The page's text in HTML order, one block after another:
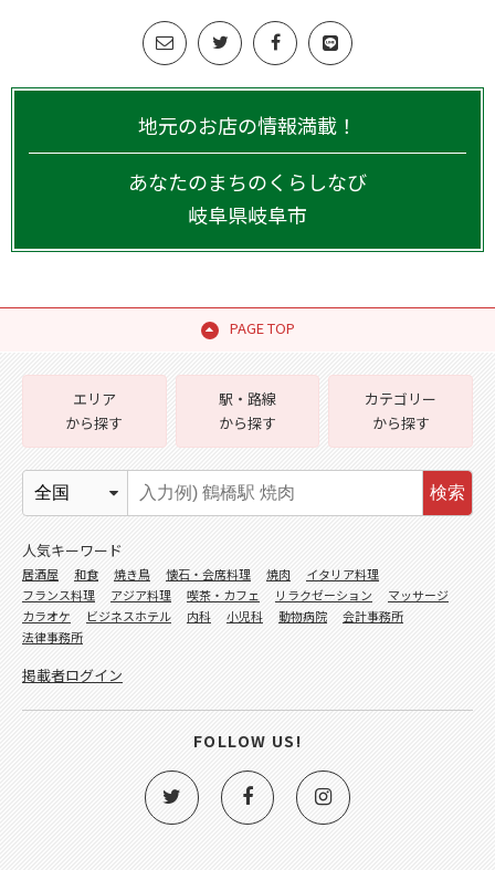
地元のお店の情報満載！
あなたのまちのくらしなび
岐阜県岐阜市
PAGE TOP
エリア
から探す
駅・路線
から探す
カテゴリー
から探す
検索
人気キーワード
居酒屋 和食 焼き鳥 懐石・会席料理 焼肉
イタリア料理
フランス料理
アジア料理 喫茶・カフェ リラクゼーション
マッサージ
カラオケ
ビジネスホテル 内科 小児科 動物病院
会計事務所
法律事務所
掲載者ログイン
FOLLOW US!